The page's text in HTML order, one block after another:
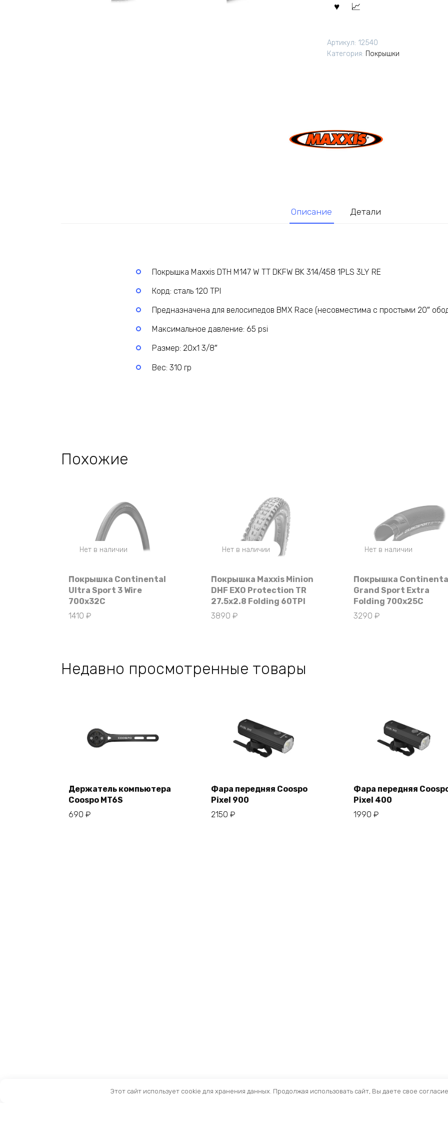
Артикул: 12540
Категория: Покрышки
Описание Детали
Покрышка Maxxis DTH M147 W TT DKFW BK 314/458 1PLS 3LY RE
Корд: сталь 120 TPI
Предназначена для велосипедов BMX Race (несовместима с простыми 20″
Максимальное давление: 65 psi
Размер: 20х1 3/8″
Вес: 310 гр
Похожие
Нет в наличии
Покрышка Continental
Ultra Sport 3 Wire
700x32C
1410 ₽
Нет в наличии
Покрышка Maxxis Minion
DHF EXO Protection TR
27.5х2.8 Folding 60TPI
3890 ₽
Нет в наличии
Покрышка Continental
Grand Sport Extra
Folding 700x25C
3290 ₽
Недавно просмотренные товары
Держатель компьютера
Coospo MT6S
690 ₽
Фара передняя Coospo
Pixel 900
2150 ₽
Фара передняя
Pixel 400
1990 ₽
Этот сайт использует cookie для хранения данных. Продолжая использовать сайт, Вы даете свое